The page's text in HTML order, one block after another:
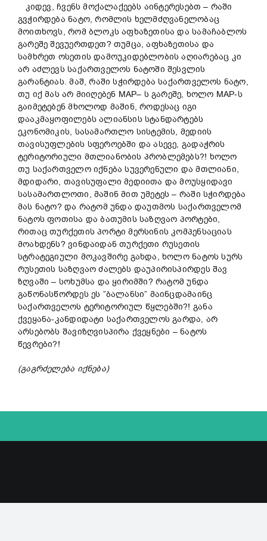
კიდევ, ჩვენს მოქალაქეებს აინტერესებთ – რაში
გვჭირდება ნატო, რომლის ხელმძღვანელობაც
მოითხოვს, რომ ბლოკს აფხაზეთისა და სამაჩაბლოს
გარეშე შევუერთდეთ? თუმცა, აფხაზეთისა და
სამხრეთ ოსეთის დამოუკიდებლობის აღიარებაც კი
არ აძლევს საქართველოს ნატოში შესვლის
გარანტიას. მაშ, რაში სჭირდება საქართველოს ნატო,
თუ იქ მას არ მიიღებენ MAP– ს გარეშე, ხოლო MAP-ს
გაიმეტებენ მხოლოდ მაშინ, როდესაც იგი
დააკმაყოფილებს ალიანსის სტანდარტებს
ეკონომიკის, სასამართლო სისტემის, მედიის
თავისუფლების სფეროებში და ასევე, გადაჭრის
ტერიტორიული მთლიანობის პრობლემებს?! ხოლო
თუ საქართველო იქნება სუვერენული და მთლიანი,
მდიდარი, თავისუფალი მედიითა და მოუსყიდავი
სასამართლოთი, მაშინ მით უმეტეს – რაში სჭირდება
მას ნატო? და რატომ უნდა დაუთმოს საქართველომ
ნატოს ფოთისა და ბათუმის საზღვაო პორტები,
რითაც თურქეთის პორტი მერსინის კომპენსაციას
მოახდენს? ვინდაიდან თურქეთი რუსეთის
სტრატეგიული მოკავშირე გახდა, ხოლო ნატოს სურს
რუსეთის საზღვაო ძალებს დაუპირისპირდეს შავ
ზღვაში – სოხუმსა და ყირიმში? რატომ უნდა
გაწონასწორდეს ეს ”ბალანსი” მაინცდამაინც
საქართველოს ტერიტორიულ წყლებში?! განა
ქვეყანა-კანდიდატი საქართველოს გარდა, არ
არსებობს შავიზღვისპირა ქვეყნები – ნატოს
წევრები?!
(გაგრძელება იქნება)